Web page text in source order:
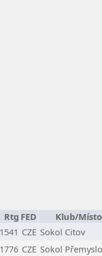
Rtg FED
Klub/Místo
1541 CZE Sokol Citov
1776 CZE Sokol